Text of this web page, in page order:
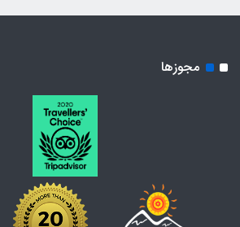
مجوزها